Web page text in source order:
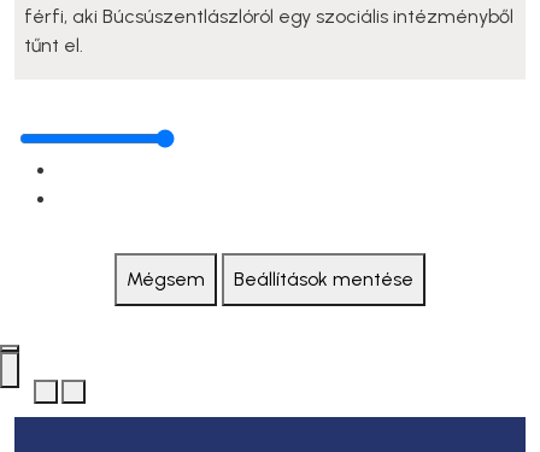
férfi, aki Búcsúszentlászlóról egy szociális intézményből
tűnt el.
Mégsem Beállítások mentése